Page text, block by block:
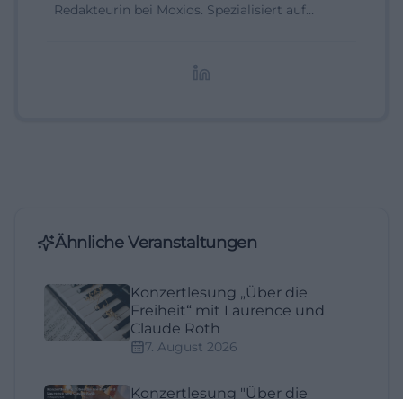
Redakteurin bei Moxios. Spezialisiert auf
Ähnliche Veranstaltungen
Konzertlesung „Über die
Freiheit“ mit Laurence und
Claude Roth
7. August 2026
Konzertlesung "Über die